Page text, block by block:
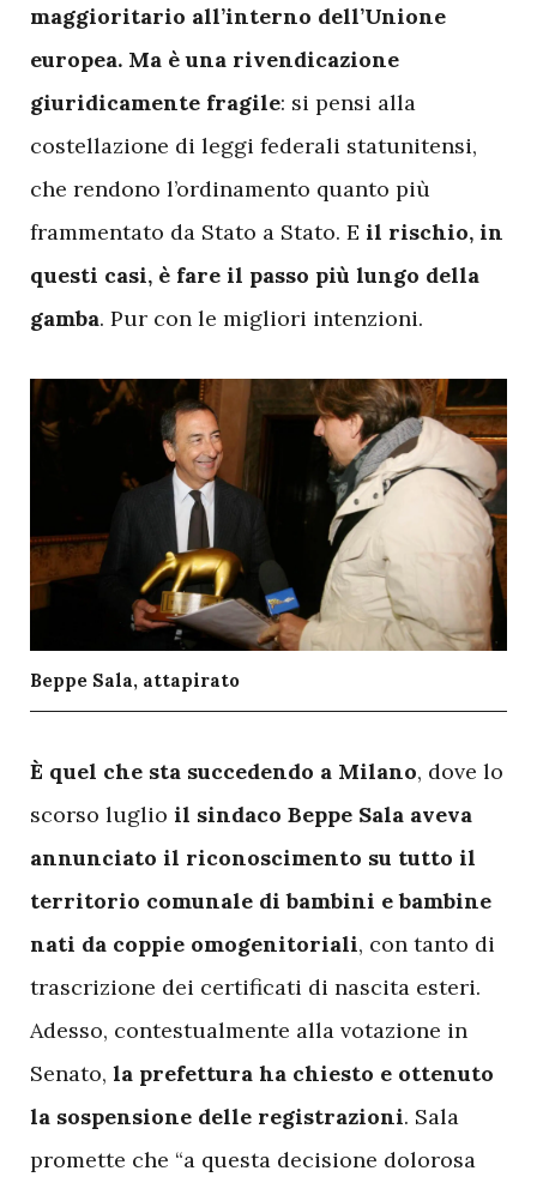
maggioritario all’interno dell’Unione
europea. Ma è una rivendicazione
giuridicamente fragile: si pensi alla
costellazione di leggi federali statunitensi,
che rendono l’ordinamento quanto più
frammentato da Stato a Stato. E il rischio, in
questi casi, è fare il passo più lungo della
gamba. Pur con le migliori intenzioni.
Beppe Sala, attapirato
È quel che sta succedendo a Milano, dove lo
scorso luglio il sindaco Beppe Sala aveva
annunciato il riconoscimento su tutto il
territorio comunale di bambini e bambine
nati da coppie omogenitoriali, con tanto di
trascrizione dei certificati di nascita esteri.
Adesso, contestualmente alla votazione in
Senato, la prefettura ha chiesto e ottenuto
la sospensione delle registrazioni. Sala
promette che “a questa decisione dolorosa